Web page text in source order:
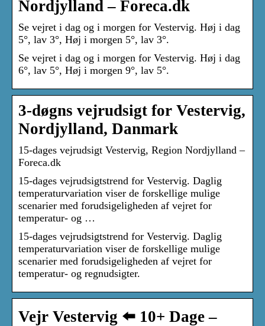
Nordjylland – Foreca.dk
Se vejret i dag og i morgen for Vestervig. Høj i dag
5°, lav 3°, Høj i morgen 5°, lav 3°.
Se vejret i dag og i morgen for Vestervig. Høj i dag
6°, lav 5°, Høj i morgen 9°, lav 5°.
3-døgns vejrudsigt for Vestervig,
Nordjylland, Danmark
15-dages vejrudsigt Vestervig, Region Nordjylland –
Foreca.dk
15-dages vejrudsigtstrend for Vestervig. Daglig
temperaturvariation viser de forskellige mulige
scenarier med forudsigeligheden af vejret for
temperatur- og …
15-dages vejrudsigtstrend for Vestervig. Daglig
temperaturvariation viser de forskellige mulige
scenarier med forudsigeligheden af vejret for
temperatur- og regnudsigter.
Vejr Vestervig ⬅️ 10+ Dage –